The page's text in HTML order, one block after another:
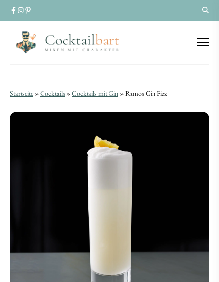
Ramos
Gin
Sahne
Ramos
Gin
Sahne
Startseite »Cocktails »Cocktails mit Gin »Ramos Gin Fizz